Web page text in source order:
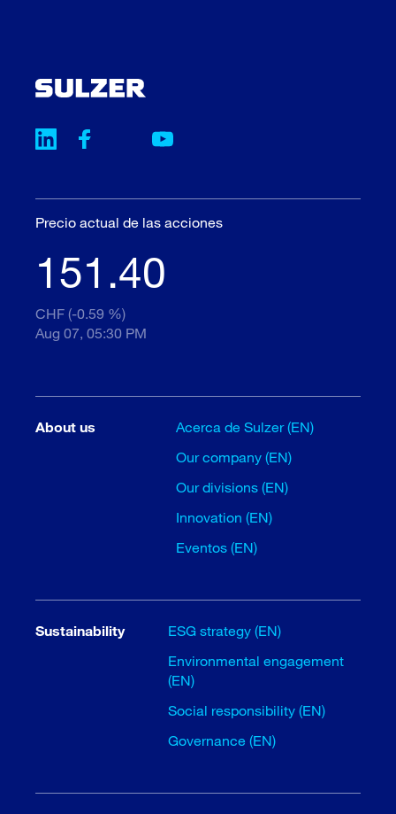
Precio actual de las acciones
151.40
CHF (-0.59 %)
Aug 07, 05:30 PM
About us
Acerca de Sulzer (EN)
Our company (EN)
Our divisions (EN)
Innovation (EN)
Eventos (EN)
Sustainability
ESG strategy (EN)
Environmental engagement
(EN)
Social responsibility (EN)
Governance (EN)